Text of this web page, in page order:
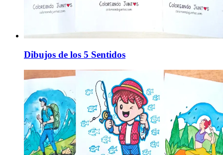
Dibujos de los 5 Sentidos